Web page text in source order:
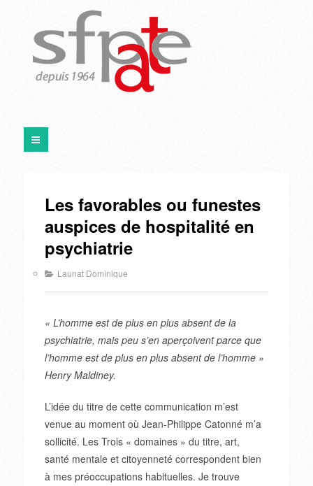
Les favorables ou funestes
auspices de hospitalité en
psychiatrie
Launat Dominique
« L’homme est de plus en plus absent de la
psychiatrie, mais peu s’en aperçoivent parce que
l’homme est de plus en plus absent de l’homme »
Henry Maldiney.
L’idée du titre de cette communication m’est
venue au moment où Jean-Philippe Catonné m’a
sollicité. Les Trois « domaines » du titre, art,
santé mentale et citoyenneté correspondent bien
à mes préoccupations habituelles. Je trouve